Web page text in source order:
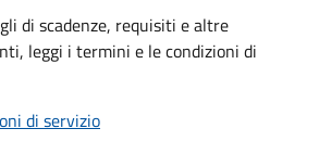
di scadenze, requisiti e altre
leggi i termini e le condizioni di
di servizio